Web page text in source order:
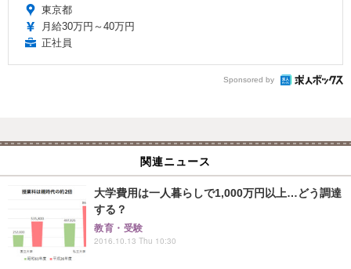
東京都
月給30万円～40万円
正社員
Sponsored by
関連ニュース
大学費用は一人暮らしで1,000万円以上…どう調達
する？
教育・受験
2016.10.13 Thu 10:30